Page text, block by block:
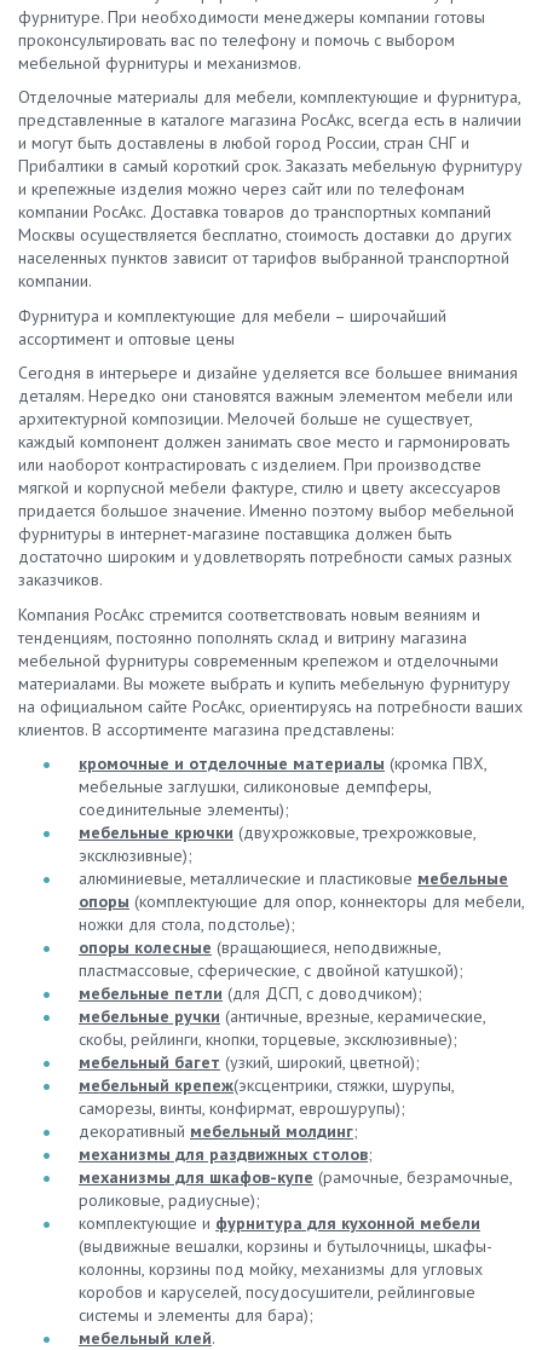
фурнитуре. При необходимости менеджеры компании готовы
проконсультировать вас по телефону и помочь с выбором
мебельной фурнитуры и механизмов.
Отделочные материалы для мебели, комплектующие и фурнитура,
представленные в каталоге магазина РосАкс, всегда есть в наличии
и могут быть доставлены в любой город России, стран СНГ и
Прибалтики в самый короткий срок. Заказать мебельную фурнитуру
и крепежные изделия можно через сайт или по телефонам
компании РосАкс. Доставка товаров до транспортных компаний
Москвы осуществляется бесплатно, стоимость доставки до других
населенных пунктов зависит от тарифов выбранной транспортной
компании.
Фурнитура и комплектующие для мебели – широчайший
ассортимент и оптовые цены
Сегодня в интерьере и дизайне уделяется все большее внимания
деталям. Нередко они становятся важным элементом мебели или
архитектурной композиции. Мелочей больше не существует,
каждый компонент должен занимать свое место и гармонировать
или наоборот контрастировать с изделием. При производстве
мягкой и корпусной мебели фактуре, стилю и цвету аксессуаров
придается большое значение. Именно поэтому выбор мебельной
фурнитуры в интернет-магазине поставщика должен быть
достаточно широким и удовлетворять потребности самых разных
заказчиков.
Компания РосАкс стремится соответствовать новым веяниям и
тенденциям, постоянно пополнять склад и витрину магазина
мебельной фурнитуры современным крепежом и отделочными
материалами. Вы можете выбрать и купить мебельную фурнитуру
на официальном сайте РосАкс, ориентируясь на потребности ваших
клиентов. В ассортименте магазина представлены:
кромочные и отделочные материалы (кромка ПВХ,
мебельные заглушки, силиконовые демпферы,
соединительные элементы);
мебельные крючки (двухрожковые, трехрожковые,
эксклюзивные);
алюминиевые, металлические и пластиковые мебельные
опоры (комплектующие для опор, коннекторы для мебели,
ножки для стола, подстолье);
опоры колесные (вращающиеся, неподвижные,
пластмассовые, сферические, с двойной катушкой);
мебельные петли (для ДСП, с доводчиком);
мебельные ручки (античные, врезные, керамические,
скобы, рейлинги, кнопки, торцевые, эксклюзивные);
мебельный багет (узкий, широкий, цветной);
мебельный крепеж(эксцентрики, стяжки, шурупы,
саморезы, винты, конфирмат, еврошурупы);
декоративный мебельный молдинг;
механизмы для раздвижных столов;
механизмы для шкафов-купе (рамочные, безрамочные,
роликовые, радиусные);
комплектующие и фурнитура для кухонной мебели
(выдвижные вешалки, корзины и бутылочницы, шкафы-
колонны, корзины под мойку, механизмы для угловых
коробов и каруселей, посудосушители, рейлинговые
системы и элементы для бара);
мебельный клей.